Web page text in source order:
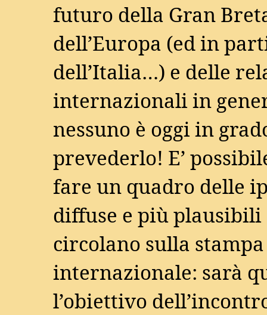
futuro della Gran
dell’Europa (ed in
dell’Italia…) e delle
internazionali in
nessuno è oggi in
prevederlo! E’
fare un quadro delle
diffuse e più plausibili
circolano sulla stampa
internazionale: sarà
l’obiettivo